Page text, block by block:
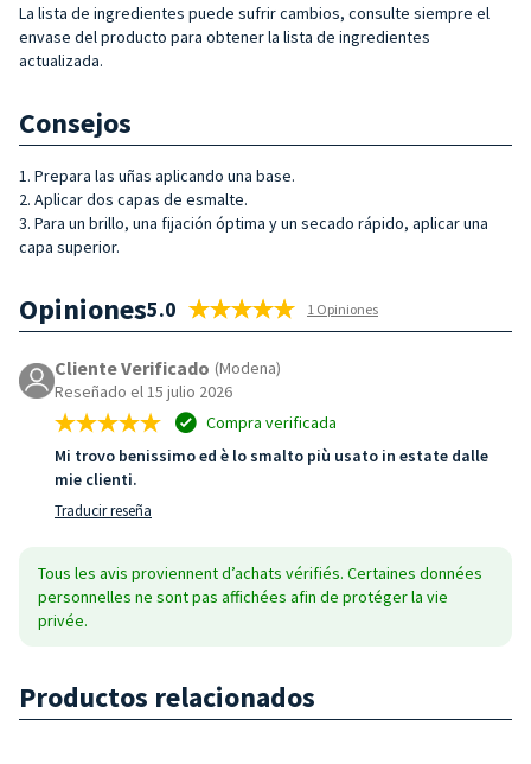
La lista de ingredientes puede sufrir cambios, consulte siempre el
envase del producto para obtener la lista de ingredientes
actualizada.
Consejos
1. Prepara las uñas aplicando una base.
2. Aplicar dos capas de esmalte.
3. Para un brillo, una fijación óptima y un secado rápido, aplicar una
capa superior.
Opiniones5.0 1 Opiniones
Cliente Verificado (Modena)
Reseñado el 15 julio 2026
Compra verificada
Mi trovo benissimo ed è lo smalto più usato in estate dalle
mie clienti.
Traducir reseña
Tous les avis proviennent d’achats vérifiés. Certaines données
personnelles ne sont pas affichées afin de protéger la vie
privée.
Productos relacionados